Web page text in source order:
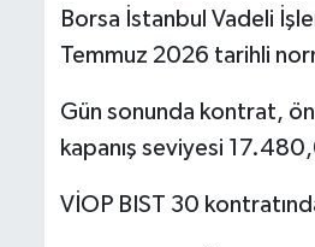
Borsa İstanbul Vadeli
Temmuz 2026 tarihli
Gün sonunda kontrat,
kapanış seviyesi
VİOP BIST 30